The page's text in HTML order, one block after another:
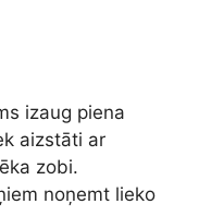
izaug piena
aizstāti ar
zobi.
noņemt lieko